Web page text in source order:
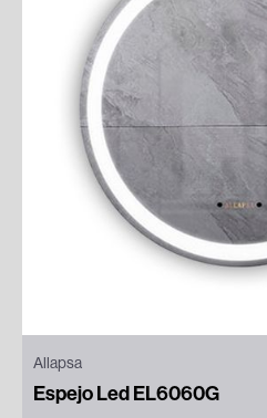
Allapsa
Espejo Led EL6060G